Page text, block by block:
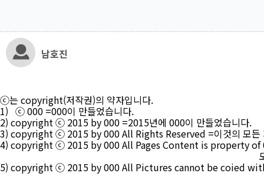
남호진
ⓒ는 copyright(저작권)의 약자입니다.
1) ⓒ 000 =000이 만들었습니다.
2) copyright ⓒ 2015 by 000 =2015년에 000이 만들었습니다.
3) copyright ⓒ 2015 by 000 All Rights Reserved =이것의 모든
4) copyright ⓒ 2015 by 000 All Pages Content is property of
모든 페이지의 내용의 소유
5) copyright ⓒ 2015 by 000 All Pictures cannot be coied
이곳의 모든 사진들은 허